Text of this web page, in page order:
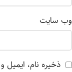
وب‌ سایت
ذخیره نام، ایمیل